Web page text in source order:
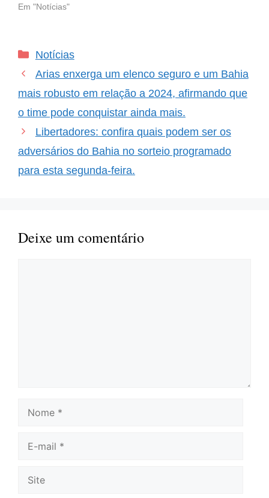
e Superação na Final do
apenas sua habilidade,
esperança e a confiança
de muitos.…
Em "Notícias"
Categorias
Notícias
Arias enxerga um elenco seguro e um Bahia
mais robusto em relação a 2024, afirmando que
o time pode conquistar ainda mais.
Libertadores: confira quais podem ser os
adversários do Bahia no sorteio programado
para esta segunda-feira.
Deixe um comentário
Nome
Site